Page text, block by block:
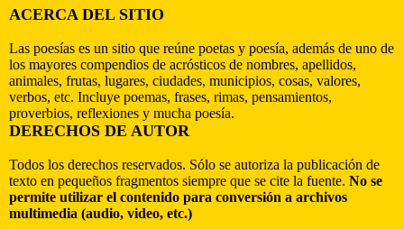
ACERCA DEL SITIO
Las poesías es un sitio que reúne poetas y poesía, además de uno de
los mayores compendios de acrósticos de nombres, apellidos,
animales, frutas, lugares, ciudades, municipios, cosas, valores,
verbos, etc. Incluye poemas, frases, rimas, pensamientos,
proverbios, reflexiones y mucha poesía.
DERECHOS DE AUTOR
Todos los derechos reservados. Sólo se autoriza la publicación de
texto en pequeños fragmentos siempre que se cite la fuente. No se
permite utilizar el contenido para conversión a archivos
multimedia (audio, video, etc.)